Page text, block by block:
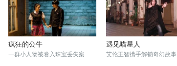
疯狂的公牛
一群小人物被卷入珠宝丢失案
遇见喵星人
艾伦王智携手解锁奇幻故事